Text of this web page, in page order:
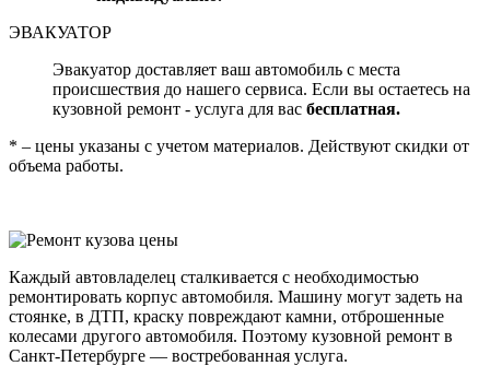
ЭВАКУАТОР
Эвакуатор доставляет ваш автомобиль с места
происшествия до нашего сервиса. Если вы остаетесь на
кузовной ремонт - услуга для вас бесплатная.
* – цены указаны с учетом материалов. Действуют скидки от
объема работы.
Каждый автовладелец сталкивается с необходимостью
ремонтировать корпус автомобиля. Машину могут задеть на
стоянке, в ДТП, краску повреждают камни, отброшенные
колесами другого автомобиля. Поэтому кузовной ремонт в
Санкт-Петербурге — востребованная услуга.